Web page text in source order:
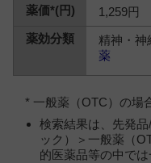
1,259円
精神・
薬
* 一般薬（OTC）の場
検索結果は、先発
ック）＞一般薬（
的医薬品等の中で